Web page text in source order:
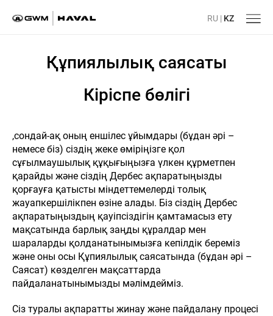
RU | KZ
Құпиялылық саясаты
Кіріспе бөлігі
,сондай-ақ оның еншілес ұйымдары (бұдан әрі –
немесе біз) сіздің жеке өміріңізге қол
сұғылмаушылық құқығыңызға үлкен құрметпен
қарайды және сіздің Дербес ақпаратыңызды
қорғауға қатысты міндеттемелерді толық
жауапкершілікпен өзіне алады. Біз сіздің Дербес
ақпаратыңыздың қауіпсіздігін қамтамасыз ету
мақсатында барлық заңды құралдар мен
шараларды қолданатынымызға кепілдік береміз
және оны осы Құпиялылық саясатында (бұдан әрі –
Саясат) көзделген мақсаттарда
пайдаланатынымызды мәлімдейміз.
Сіз туралы ақпаратты жинау және пайдалану процесі